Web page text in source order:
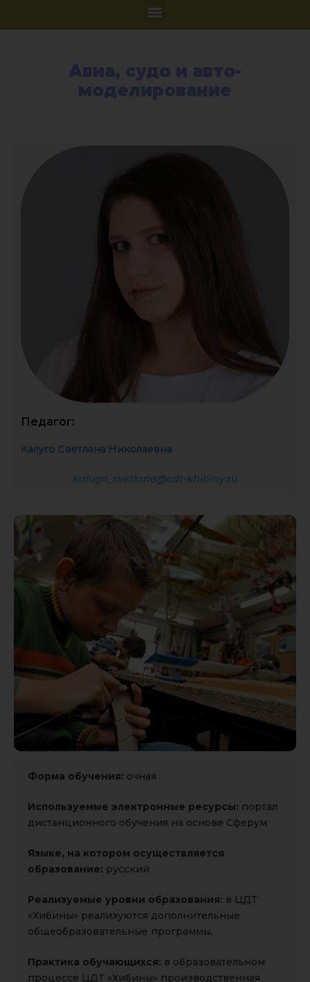
Педагог:
Калуго Светлана Николаевна
kalugo_svetlana@cdt-khibiny.ru
Форма обучения: очная
Используемые электронные ресурсы: портал
дистанционного обучения на основе Сферум
Языке, на котором осуществляется
образование: русский
Реализуемые уровни образования: в ЦДТ
«Хибины» реализуются дополнительные
общеобразовательные программы.
Практика обучающихся: в образовательном
процессе ЦДТ «Хибины» производственная